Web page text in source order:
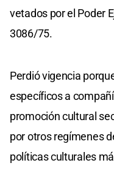
vetados por el Poder
3086/75.
Perdió vigencia
específicos a
promoción cultural
por otros regímenes
políticas culturales